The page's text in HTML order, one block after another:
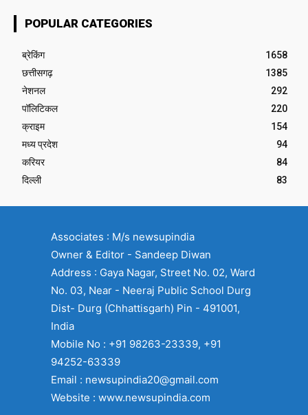
POPULAR CATEGORIES
ब्रेकिंग
1658
छत्तीसगढ़
1385
नेशनल
292
पॉलिटिकल
220
क्राइम
154
मध्य प्रदेश
94
करियर
84
दिल्ली
83
Associates : M/s newsupindia
Owner & Editor - Sandeep Diwan
Address : Gaya Nagar, Street No. 02, Ward
No. 03, Near - Neeraj Public School Durg
Dist- Durg (Chhattisgarh) Pin - 491001,
India
Mobile No : +91 98263-23339, +91
94252-63339
Email : newsupindia20@gmail.com
Website : www.newsupindia.com